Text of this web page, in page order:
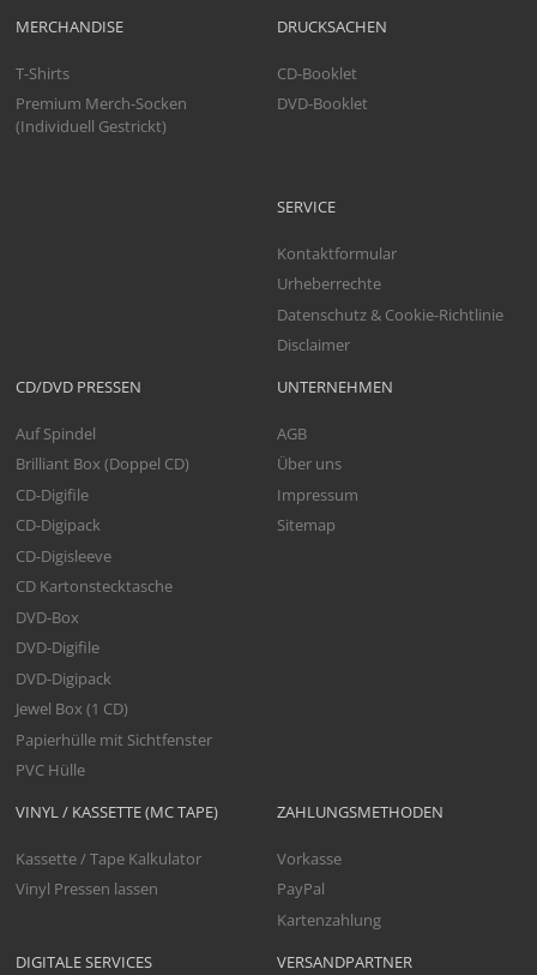
VINYL / KASSETTE (MC TAPE)
Kassette / Tape Kalkulator
Vinyl Pressen lassen
DIGITALE SERVICES
MERCHANDISE
T-Shirts
Premium Merch-Socken
(Individuell Gestrickt)
CD/DVD PRESSEN
Auf Spindel
Brilliant Box (Doppel CD)
CD-Digifile
CD-Digipack
CD-Digisleeve
CD Kartonstecktasche
DVD-Box
DVD-Digifile
DVD-Digipack
Jewel Box (1 CD)
Papierhülle mit Sichtfenster
PVC Hülle
DRUCKSACHEN
CD-Booklet
DVD-Booklet
SERVICE
Kontaktformular
Urheberrechte
Datenschutz & Cookie-Richtlinie
Disclaimer
UNTERNEHMEN
AGB
Über uns
Impressum
Sitemap
ZAHLUNGSMETHODEN
Vorkasse
PayPal
Kartenzahlung
VERSANDPARTNER